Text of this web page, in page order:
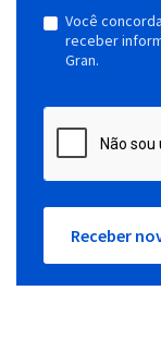
Você
receber
Gran.
Receber